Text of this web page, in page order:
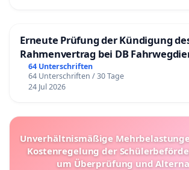
Erneute Prüfung der Kündigung
Rahmenvertrag bei DB
64 Unterschriften
64 Unterschriften / 30 Tage
24 Jul 2026
Unverhältnismäßige
Kostenregelung der
um Überprüfung und